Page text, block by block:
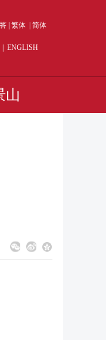
繁体 简体
ENGLISH
山